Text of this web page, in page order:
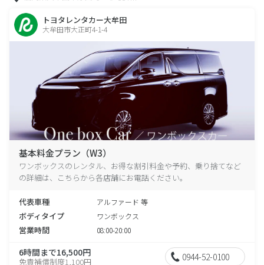
トヨタレンタカー大牟田
大牟田市大正町4-1-4
基本料金プラン（W3）
ワンボックスのレンタル、お得な割引料金や予約、乗り捨てなど
の詳細は、こちらから各店舗にお電話ください。
代表車種 アルファード 等
ボディタイプ ワンボックス
営業時間 08:00-20:00
6時間まで16,500円
免責補償制度1,100円 0944-52-0100